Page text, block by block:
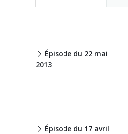
Épisode du 22 mai
2013
Épisode du 17 avril